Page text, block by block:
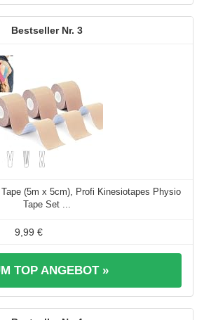
3
(5m x 5cm), Profi Kinesiotapes Physio
Tape Set ...
9,99 €
TOP ANGEBOT »